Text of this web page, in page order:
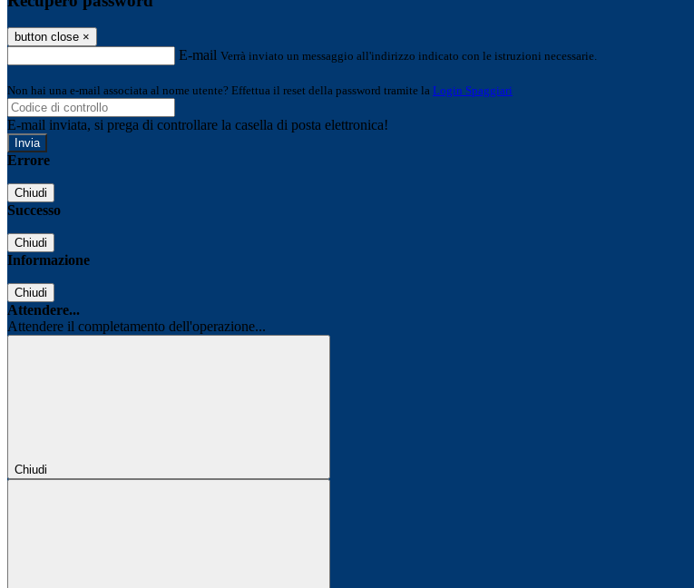
button close ×
E-mail Verrà inviato un messaggio all'indirizzo indicato con le istruzioni necessarie.
Non hai una e-mail associata al nome utente? Effettua il reset della password tramite la Login Spaggiari
E-mail inviata, si prega di controllare la casella di posta elettronica!
Errore
Chiudi
Successo
Chiudi
Informazione
Chiudi
Attendere...
Attendere il completamento dell'operazione...
Chiudi